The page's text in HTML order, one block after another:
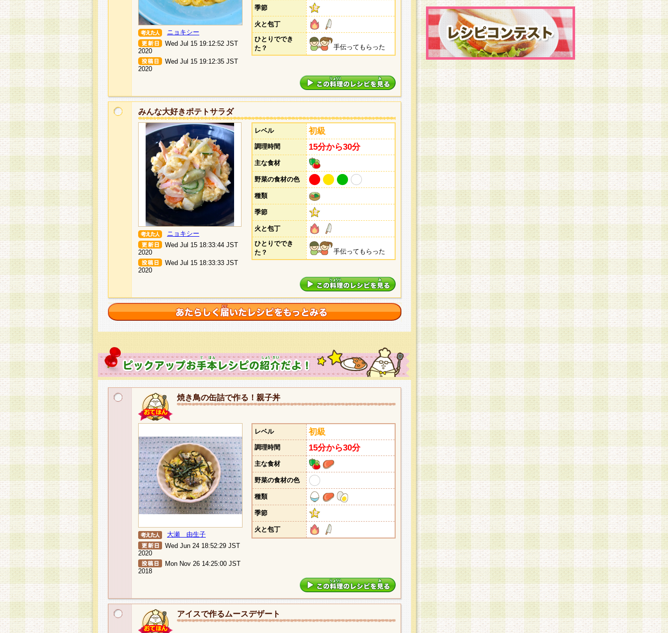
ニョキシー
Wed Jul 15 19:12:52 JST
2020
Wed Jul 15 19:12:35 JST
2020
季節
火と包丁
ひとりででき
た？
手伝ってもらった
みんな大好きポテトサラダ
ニョキシー
Wed Jul 15 18:33:44 JST
2020
Wed Jul 15 18:33:33 JST
2020
レベル 初級
調理時間 15分から30分
主な食材
野菜の食材の色
種類
季節
火と包丁
ひとりででき
た？
手伝ってもらった
焼き鳥の缶詰で作る！親子丼
大瀬 由生子
Wed Jun 24 18:52:29 JST
2020
Mon Nov 26 14:25:00 JST
2018
レベル 初級
調理時間 15分から30分
主な食材
野菜の食材の色
種類
季節
火と包丁
アイスで作るムースデザート